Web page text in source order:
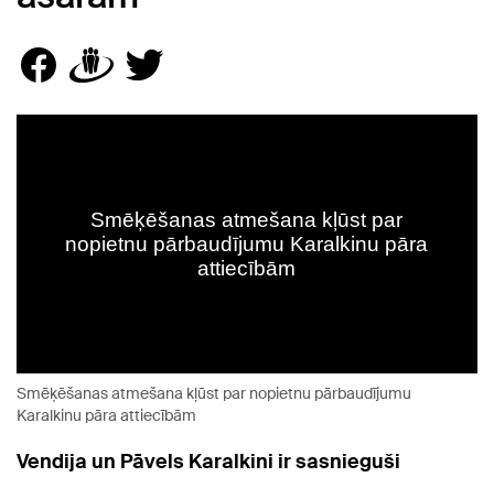
Smēķēšanas atmešana kļūst par nopietnu pārbaudījumu
Karalkinu pāra attiecībām
Vendija un Pāvels Karalkini ir sasnieguši